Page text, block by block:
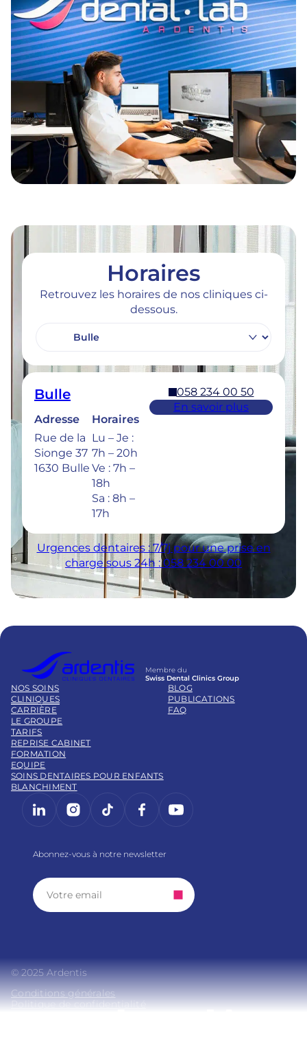
Horaires
Retrouvez les horaires de nos cliniques ci-
dessous.
Bulle
Adresse
Rue de la
Sionge 37
1630 Bulle
Horaires
Lu – Je :
7h – 20h
Ve : 7h –
18h
Sa : 8h –
17h
058 234 00 50
En savoir plus
Urgences dentaires : 7/7j pour une prise en
charge sous 24h : 058 234 00 00
Membre du
Swiss Dental Clinics Group
NOS SOINS
CLINIQUES
CARRIÈRE
LE GROUPE
TARIFS
BLOG
PUBLICATIONS
FAQ
REPRISE CABINET
FORMATION
EQUIPE
SOINS DENTAIRES POUR ENFANTS
BLANCHIMENT
LinkedInInstagram
https://www.tiktok.com/
Facebook
YouTube
Abonnez-vous à notre newsletter
© 2025 Ardentis
Conditions générales
Politique de confidentialité